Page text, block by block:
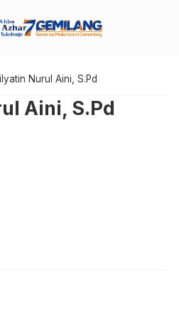
Nurul Aini, S.Pd
Aini, S.Pd